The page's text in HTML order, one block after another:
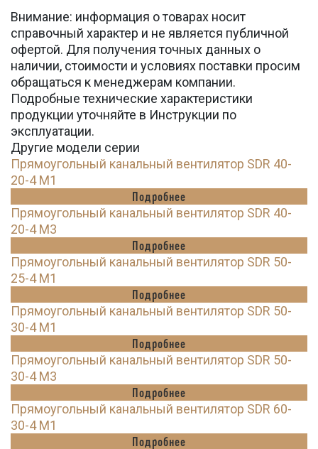
Внимание: информация о товарах носит
справочный характер и не является публичной
офертой. Для получения точных данных о
наличии, стоимости и условиях поставки просим
обращаться к менеджерам компании.
Подробные технические характеристики
продукции уточняйте в Инструкции по
эксплуатации.
Другие модели серии
Прямоугольный канальный вентилятор SDR 40-
20-4 M1
Подробнее
Прямоугольный канальный вентилятор SDR 40-
20-4 M3
Подробнее
Прямоугольный канальный вентилятор SDR 50-
25-4 M1
Подробнее
Прямоугольный канальный вентилятор SDR 50-
30-4 M1
Подробнее
Прямоугольный канальный вентилятор SDR 50-
30-4 M3
Подробнее
Прямоугольный канальный вентилятор SDR 60-
30-4 M1
Подробнее